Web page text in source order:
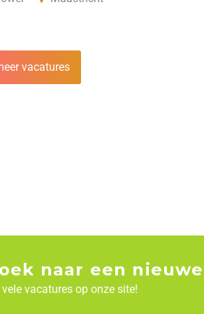
vacatures
naar een
vacatures op onze site!